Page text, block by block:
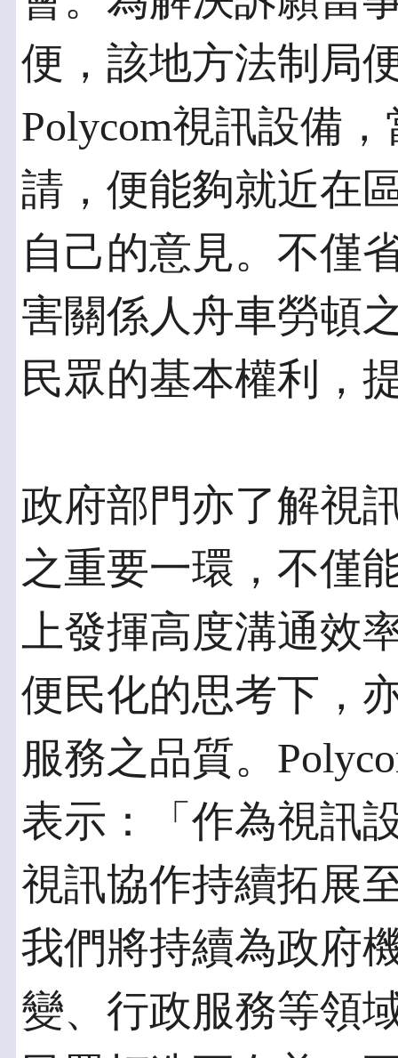
便，該地方法制局
Polycom視訊設備
請，便能夠就近在
自己的意見。不僅
害關係人舟車勞頓
民眾的基本權利，
政府部門亦了解視
之重要一環，不僅
上發揮高度溝通效
便民化的思考下，
服務之品質。
表示：「作為視訊
視訊協作持續拓展
我們將持續為政府
變、行政服務等領